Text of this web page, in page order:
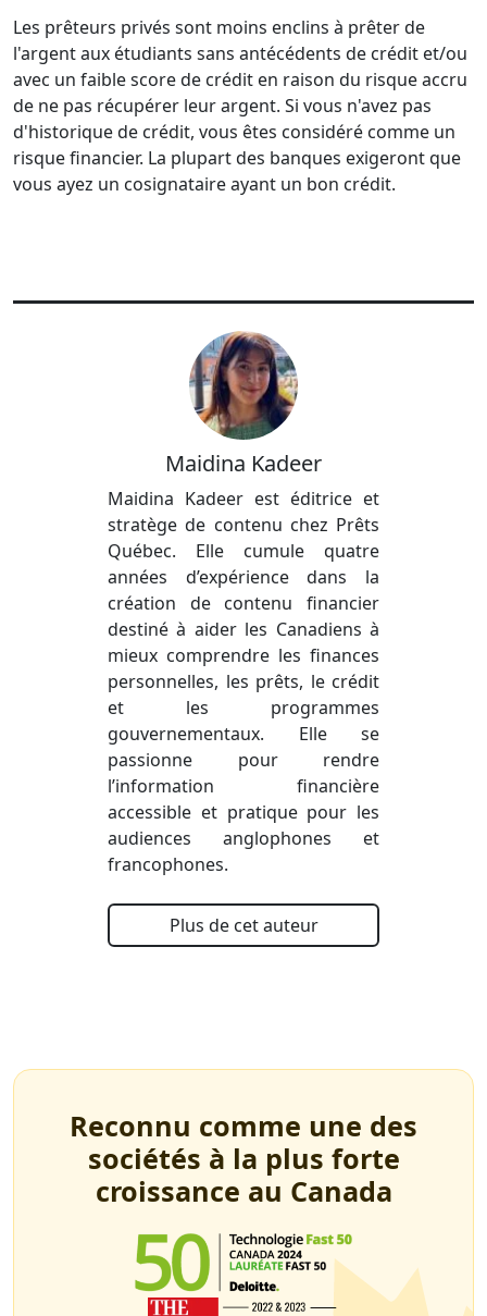
Les prêteurs privés sont moins enclins à prêter de
l'argent aux étudiants sans antécédents de crédit et/ou
avec un faible score de crédit en raison du risque accru
de ne pas récupérer leur argent. Si vous n'avez pas
d'historique de crédit, vous êtes considéré comme un
risque financier. La plupart des banques exigeront que
vous ayez un cosignataire ayant un bon crédit.
Maidina Kadeer
Maidina Kadeer est éditrice et
stratège de contenu chez Prêts
Québec. Elle cumule quatre
années d’expérience dans la
création de contenu financier
destiné à aider les Canadiens à
mieux comprendre les finances
personnelles, les prêts, le crédit
et les programmes
gouvernementaux. Elle se
passionne pour rendre
l’information financière
accessible et pratique pour les
audiences anglophones et
francophones.
Plus de cet auteur
Reconnu comme une des
sociétés à la plus forte
croissance au Canada